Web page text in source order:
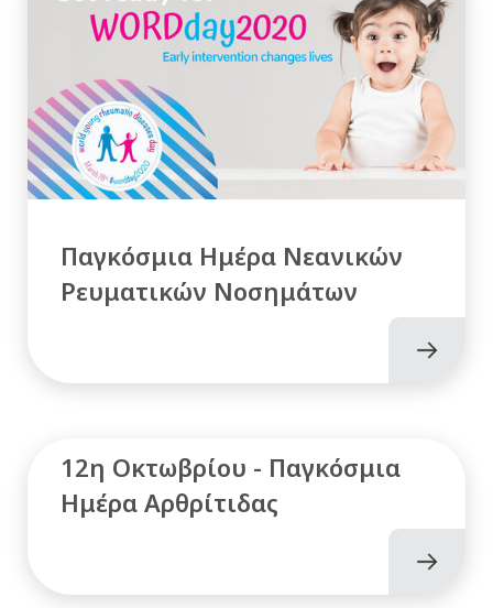
Παγκόσμια Ημέρα Νεανικών
Ρευματικών Νοσημάτων
12η Οκτωβρίου - Παγκόσμια
Ημέρα Αρθρίτιδας